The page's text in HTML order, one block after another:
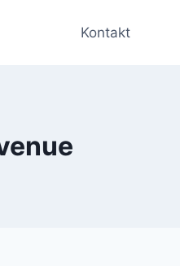
Kontakt